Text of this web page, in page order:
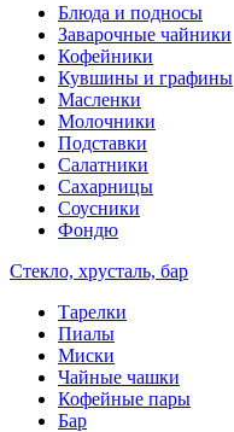
Блюда и подносы
Заварочные чайники
Кофейники
Кувшины и графины
Масленки
Молочники
Подставки
Салатники
Сахарницы
Соусники
Фондю
Стекло, хрусталь, бар
Тарелки
Пиалы
Миски
Чайные чашки
Кофейные пары
Бар